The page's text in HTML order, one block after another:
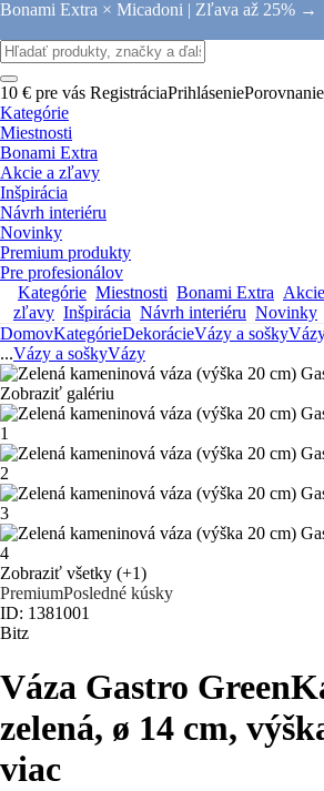
Bonami Extra × Micadoni | Zľava až 25% →
10 € pre vás RegistráciaPrihláseniePorovnanie
Kategórie
Miestnosti
Bonami Extra
Akcie a zľavy
Inšpirácia
Návrh interiéru
Novinky
Premium produkty
Pre profesionálov
Kategórie Miestnosti Bonami Extra
zľavy Inšpirácia Návrh interiéru Novinky
DomovKategórieDekorácieVázy a sošky
...Vázy a soškyVázy
Zobraziť galériu
Zobraziť všetky (+1)
PremiumPosledné kúsky
ID: 1381001
Bitz
Váza Gastro Green
zelená, ø 14 cm,
viac